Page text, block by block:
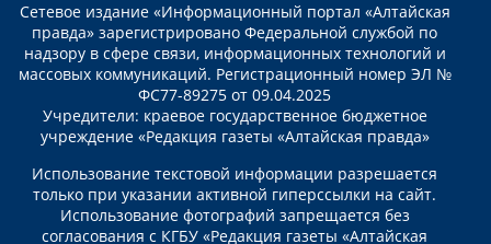
Сетевое издание «Информационный портал «Алтайская
правда» зарегистрировано Федеральной службой по
надзору в сфере связи, информационных технологий и
массовых коммуникаций. Регистрационный номер ЭЛ №
ФС77-89275 от 09.04.2025
Учредители: краевое государственное бюджетное
учреждение «Редакция газеты «Алтайская правда»
Использование текстовой информации разрешается
только при указании активной гиперссылки на сайт.
Использование фотографий запрещается без
согласования с КГБУ «Редакция газеты «Алтайская